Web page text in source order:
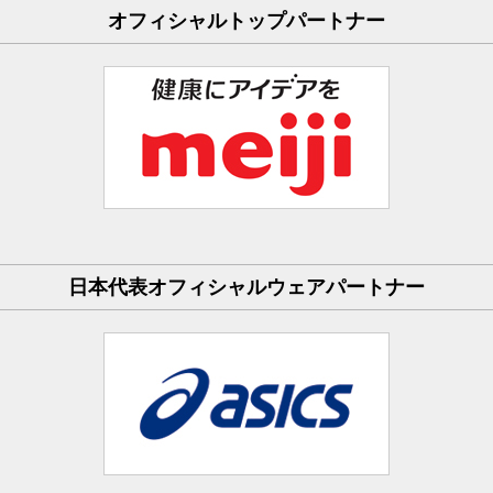
オフィシャルトップパートナー
日本代表オフィシャルウェアパートナー